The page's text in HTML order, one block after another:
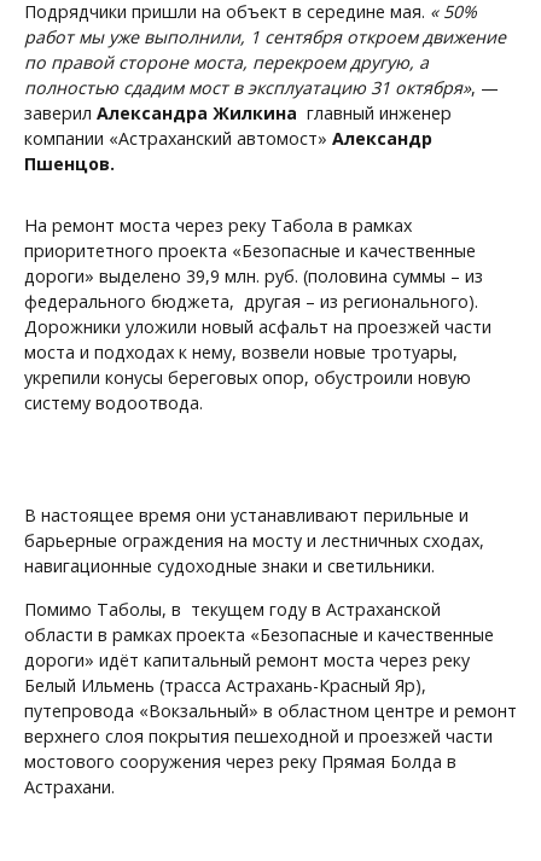
Подрядчики пришли на объект в середине мая. « 50%
работ мы уже выполнили, 1 сентября откроем движение
по правой стороне моста, перекроем другую, а
полностью сдадим мост в эксплуатацию 31 октября», —
заверил Александра Жилкина главный инженер
компании «Астраханский автомост» Александр
Пшенцов.
На ремонт моста через реку Табола в рамках
приоритетного проекта «Безопасные и качественные
дороги» выделено 39,9 млн. руб. (половина суммы – из
федерального бюджета, другая – из регионального).
Дорожники уложили новый асфальт на проезжей части
моста и подходах к нему, возвели новые тротуары,
укрепили конусы береговых опор, обустроили новую
систему водоотвода.
В настоящее время они устанавливают перильные и
барьерные ограждения на мосту и лестничных сходах,
навигационные судоходные знаки и светильники.
Помимо Таболы, в текущем году в Астраханской
области в рамках проекта «Безопасные и качественные
дороги» идёт капитальный ремонт моста через реку
Белый Ильмень (трасса Астрахань-Красный Яр),
путепровода «Вокзальный» в областном центре и ремонт
верхнего слоя покрытия пешеходной и проезжей части
мостового сооружения через реку Прямая Болда в
Астрахани.